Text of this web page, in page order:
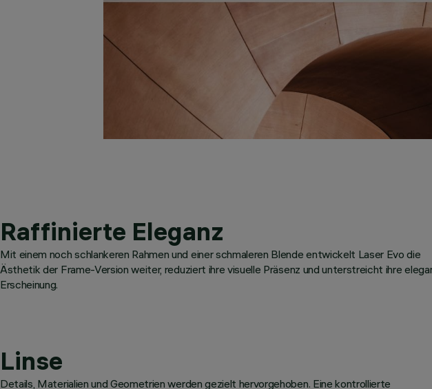
Raffinierte Eleganz
Mit einem noch schlankeren Rahmen und einer schmaleren Blende entwickelt Laser Evo die
Ästhetik der Frame-Version weiter, reduziert ihre visuelle Präsenz und unterstreicht ihre
Erscheinung.
Linse
Details, Materialien und Geometrien werden gezielt hervorgehoben. Eine kontrollierte